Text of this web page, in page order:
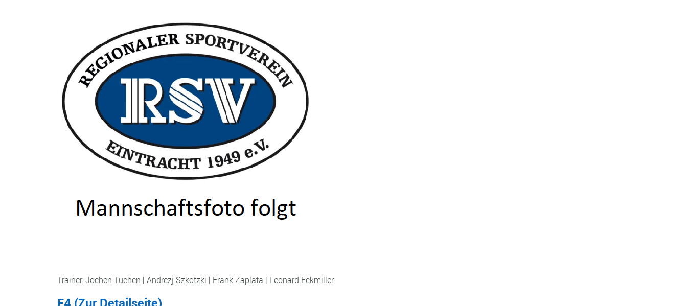
Trainer: Jochen Tuchen | Andrezj Szkotzki | Frank Zaplata | Leonard Eckmiller